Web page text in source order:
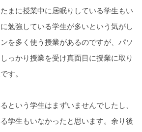
まに授業中に居眠りしている学生もい
勉強している学生が多いという気がし
を多く使う授業があるのですが、パソ
っかり授業を受け真面目に授業に取り
す。
という学生はまずいませんでしたし、
学生もいなかったと思います。余り後